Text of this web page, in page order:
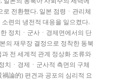
전환했다. 일본 점령ㆍ관리체
련의 냉전적 대응을 일으켰다.
정치ㆍ군사ㆍ경제면에서의 단
의 재무장 결정으로 정착한 동북
전 세계적 관계 정상화 조류와
치ㆍ경제ㆍ군사적 측면의 구체
論的) 편견과 공포의 심리적 요